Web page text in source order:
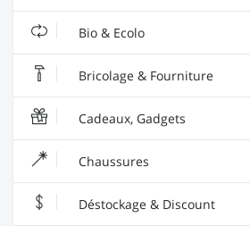
Bio & Ecolo
Bricolage & Fourniture
Cadeaux, Gadgets
Chaussures
Déstockage & Discount